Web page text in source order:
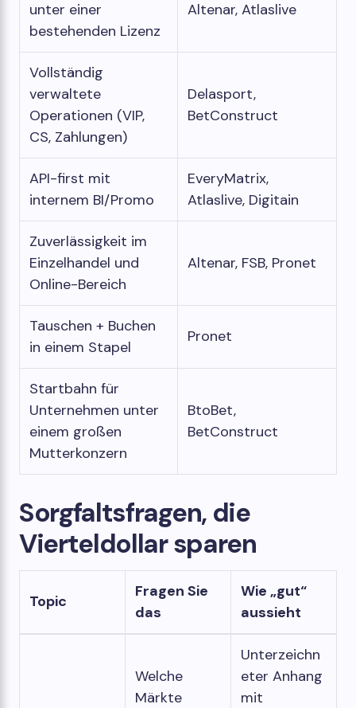
unter einer
bestehenden Lizenz
Altenar, Atlaslive
Vollständig
verwaltete
Operationen (VIP,
CS, Zahlungen)
Delasport,
BetConstruct
API-first mit
internem BI/Promo
EveryMatrix,
Atlaslive, Digitain
Zuverlässigkeit im
Einzelhandel und
Online-Bereich
Altenar, FSB, Pronet
Tauschen + Buchen
in einem Stapel
Pronet
Startbahn für
Unternehmen unter
einem großen
Mutterkonzern
BtoBet,
BetConstruct
Sorgfaltsfragen, die
Vierteldollar sparen
Topic
Fragen Sie
das
Wie „gut“
aussieht
Welche
Märkte
Unterzeichn
eter Anhang
mit